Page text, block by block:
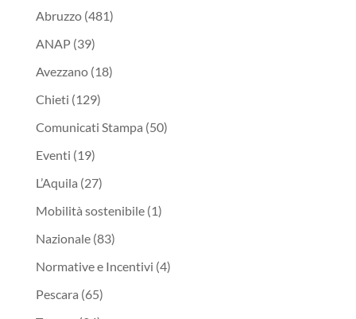
Abruzzo(481)
ANAP(39)
Avezzano(18)
Chieti (129)
Comunicati Stampa (50)
Eventi (19)
L’Aquila (27)
Mobilità sostenibile(1)
Nazionale(83)
Normative e Incentivi (4)
Pescara (65)